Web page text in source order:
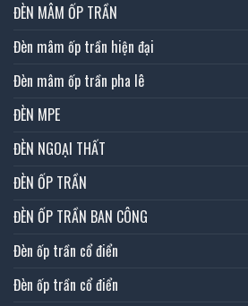
ĐÈN MÂM ỐP TRẦN
Đèn mâm ốp trần hiện đại
Đèn mâm ốp trần pha lê
ĐÈN MPE
ĐÈN NGOẠI THẤT
ĐÈN ỐP TRẦN
ĐÈN ỐP TRẦN BAN CÔNG
Đèn ốp trần cổ điển
Đèn ốp trần cổ điển